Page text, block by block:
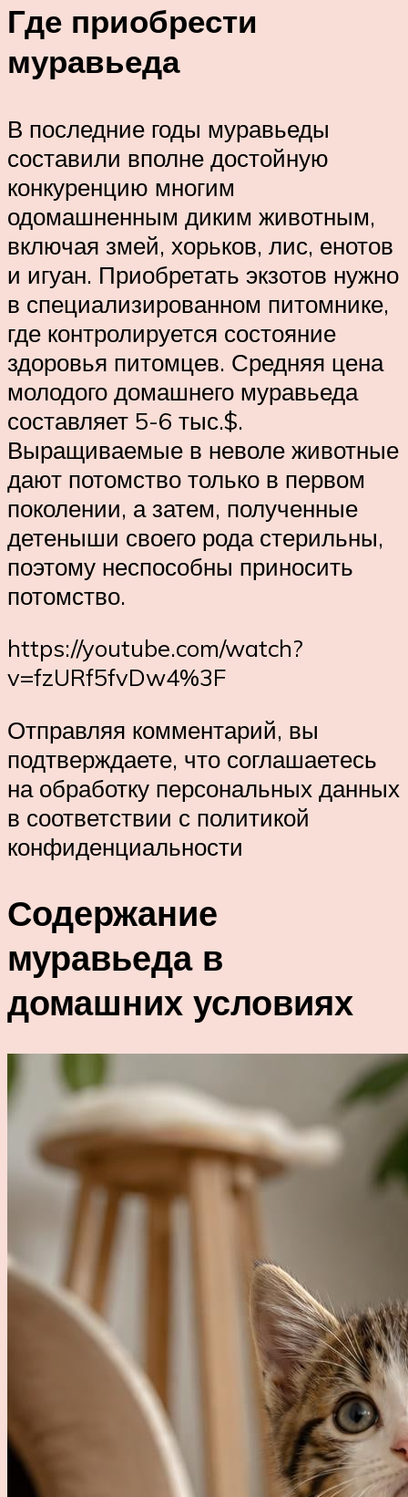
Где приобрести
муравьеда
В последние годы муравьеды
составили вполне достойную
конкуренцию многим
одомашненным диким животным,
включая змей, хорьков, лис, енотов
и игуан. Приобретать экзотов нужно
в специализированном питомнике,
где контролируется состояние
здоровья питомцев. Средняя цена
молодого домашнего муравьеда
составляет 5-6 тыс.$.
Выращиваемые в неволе животные
дают потомство только в первом
поколении, а затем, полученные
детеныши своего рода стерильны,
поэтому неспособны приносить
потомство.
https://youtube.com/watch?
v=fzURf5fvDw4%3F
Отправляя комментарий, вы
подтверждаете, что соглашаетесь
на обработку персональных данных
в соответствии с политикой
конфиденциальности
Содержание
муравьеда в
домашних условиях